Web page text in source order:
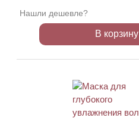
Нашли дешевле?
В корзину